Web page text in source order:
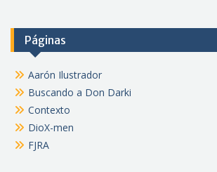
Páginas
Aarón Ilustrador
Buscando a Don Darki
Contexto
DioX-men
FJRA